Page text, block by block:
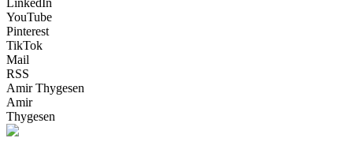
LinkedIn
YouTube
Pinterest
TikTok
Mail
RSS
Amir Thygesen
Amir
Thygesen